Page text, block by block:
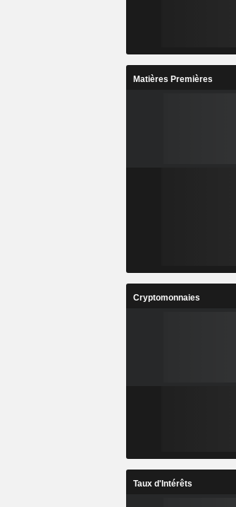
Matières Premières
Cryptomonnaies
Taux d'Intérêts